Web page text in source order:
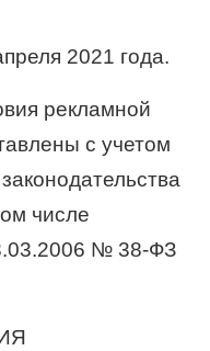
2021 года.
рекламной
с учетом
числе
№ 38-ФЗ